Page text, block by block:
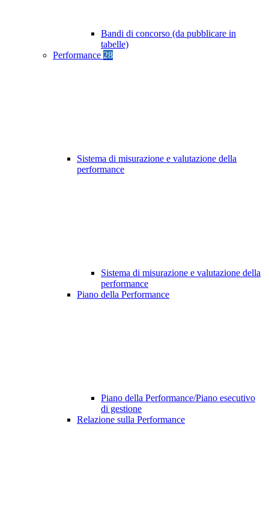
Bandi di concorso (da pubblicare in
tabelle)
Performance 28
Sistema di misurazione e valutazione della
performance
Sistema di misurazione e valutazione della
performance
Piano della Performance
Piano della Performance/Piano esecutivo
di gestione
Relazione sulla Performance